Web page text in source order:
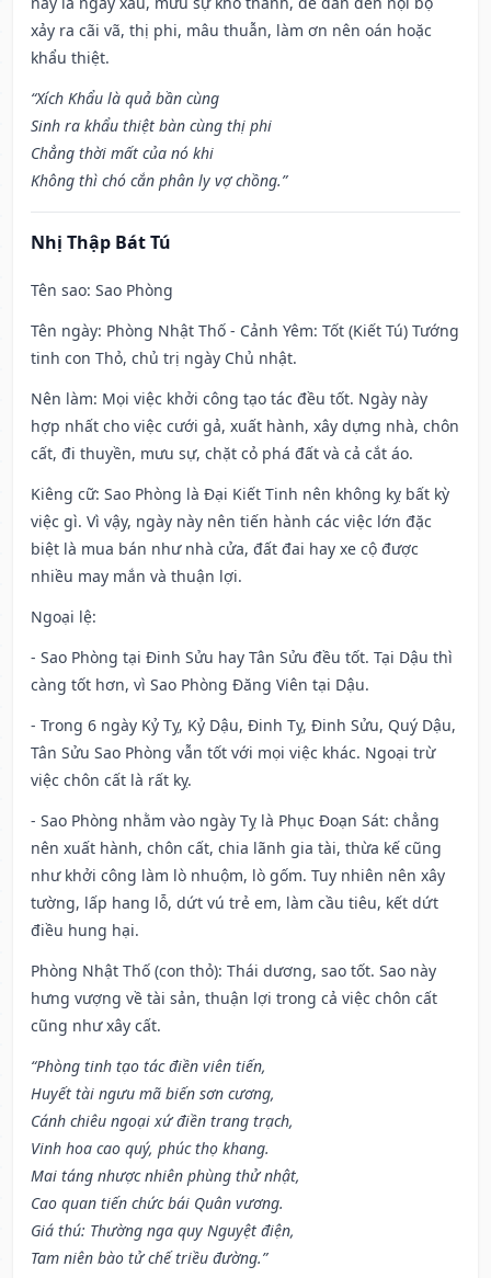
xảy ra cãi vã, thị phi, mâu thuẫn, làm ơn nên oán hoặc
khẩu thiệt.
“Xích Khẩu là quả bần cùng
Sinh ra khẩu thiệt bàn cùng thị phi
Chẳng thời mất của nó khi
Không thì chó cắn phân ly vợ chồng.”
Nhị Thập Bát Tú
Tên sao: Sao Phòng
Tên ngày: Phòng Nhật Thố - Cảnh Yêm: Tốt (Kiết Tú) Tướng
tinh con Thỏ, chủ trị ngày Chủ nhật.
Nên làm: Mọi việc khởi công tạo tác đều tốt. Ngày này
hợp nhất cho việc cưới gả, xuất hành, xây dựng nhà, chôn
cất, đi thuyền, mưu sự, chặt cỏ phá đất và cả cắt áo.
Kiêng cữ: Sao Phòng là Đại Kiết Tinh nên không kỵ bất kỳ
việc gì. Vì vậy, ngày này nên tiến hành các việc lớn đặc
biệt là mua bán như nhà cửa, đất đai hay xe cộ được
nhiều may mắn và thuận lợi.
Ngoại lệ:
- Sao Phòng tại Đinh Sửu hay Tân Sửu đều tốt. Tại Dậu thì
càng tốt hơn, vì Sao Phòng Đăng Viên tại Dậu.
- Trong 6 ngày Kỷ Tỵ, Kỷ Dậu, Đinh Tỵ, Đinh Sửu, Quý Dậu,
Tân Sửu Sao Phòng vẫn tốt với mọi việc khác. Ngoại trừ
việc chôn cất là rất kỵ.
- Sao Phòng nhằm vào ngày Tỵ là Phục Đoạn Sát: chẳng
nên xuất hành, chôn cất, chia lãnh gia tài, thừa kế cũng
như khởi công làm lò nhuộm, lò gốm. Tuy nhiên nên xây
tường, lấp hang lỗ, dứt vú trẻ em, làm cầu tiêu, kết dứt
điều hung hại.
Phòng Nhật Thố (con thỏ): Thái dương, sao tốt. Sao này
hưng vượng về tài sản, thuận lợi trong cả việc chôn cất
cũng như xây cất.
“Phòng tinh tạo tác điền viên tiến,
Huyết tài ngưu mã biến sơn cương,
Cánh chiêu ngoại xứ điền trang trạch,
Vinh hoa cao quý, phúc thọ khang.
Mai táng nhược nhiên phùng thử nhật,
Cao quan tiến chức bái Quân vương.
Giá thú: Thường nga quy Nguyệt điện,
Tam niên bào tử chế triều đường.”